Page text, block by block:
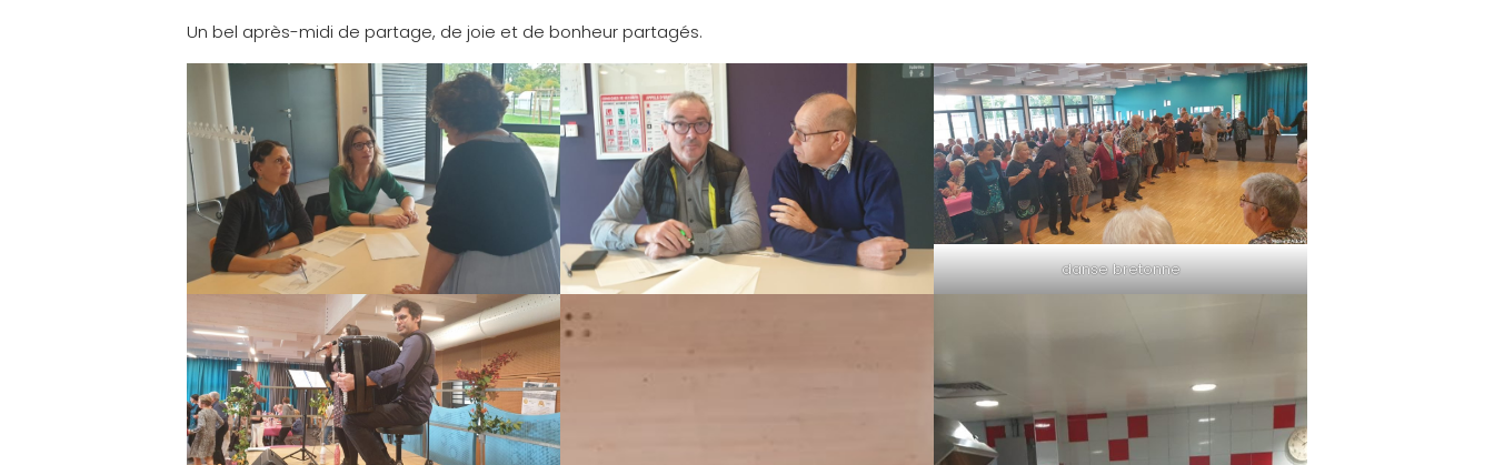
Un bel après-midi de partage, de joie et de bonheur partagés.
danse bretonne